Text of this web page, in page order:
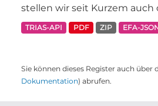
stellen wir seit Kurzem auch
TRIAS-API PDF ZIP EFA-
Sie können dieses Register auch über
Dokumentation) abrufen.